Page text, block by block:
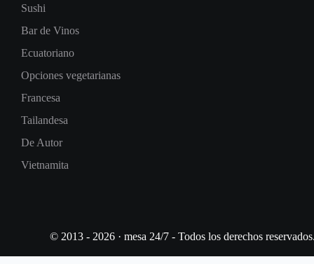
Sushi
Bar de Vinos
Ecuatoriano
Opciones vegetarianas
Francesa
Tailandesa
De Autor
Vietnamita
© 2013 - 2026 · mesa 24/7 - Todos los derechos